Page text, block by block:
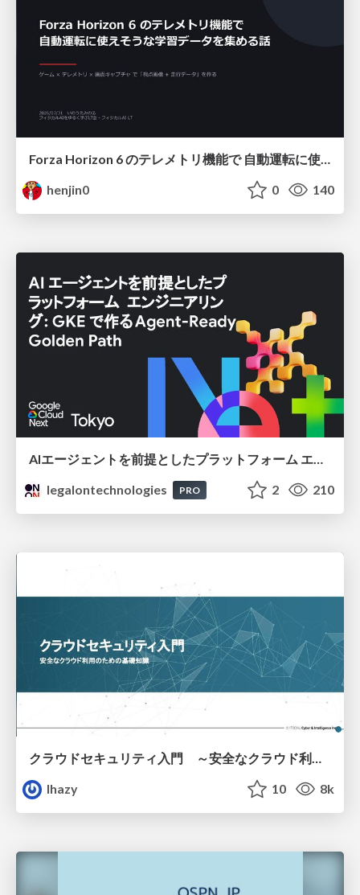
Forza Horizon 6 のテレメトリ機能で 自動運転に使えそうな学習データを集める話
henjin0
0 140
legalontechnologies
PRO 2 210
クラウドセキュリティ入門 ～安全なクラウド利用のための基礎知識～
lhazy
10 8k